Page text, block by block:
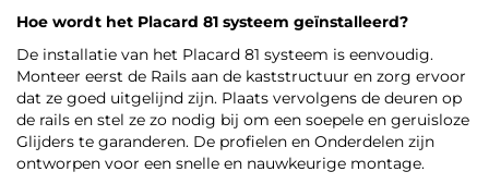
Hoe wordt het Placard 81 systeem geïnstalleerd?
De installatie van het Placard 81 systeem is eenvoudig.
Monteer eerst de Rails aan de kaststructuur en zorg ervoor
dat ze goed uitgelijnd zijn. Plaats vervolgens de deuren op
de rails en stel ze zo nodig bij om een soepele en geruisloze
Glijders te garanderen. De profielen en Onderdelen zijn
ontworpen voor een snelle en nauwkeurige montage.